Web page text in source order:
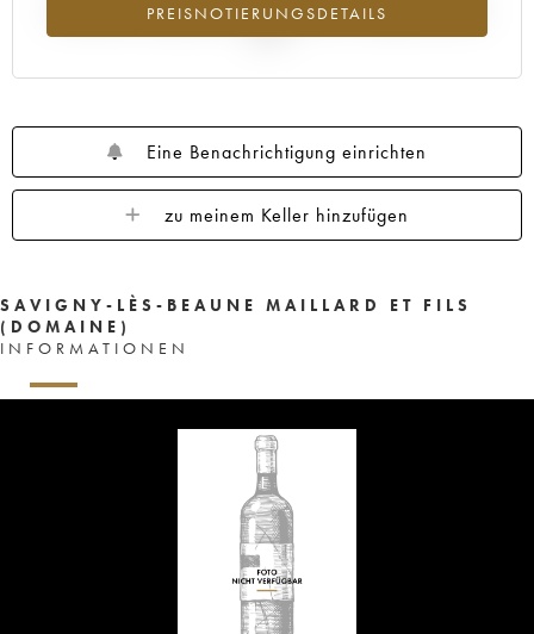
PREISNOTIERUNGSDETAILS
Preisabfall des Jahrgangs 2017 im Jahr 2026 im Vergleich zum Jahr
Eine Benachrichtigung einrichten
zu meinem Keller hinzufügen
SAVIGNY-LÈS-BEAUNE MAILLARD ET FILS
(DOMAINE)
INFORMATIONEN